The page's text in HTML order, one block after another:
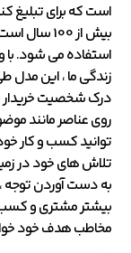
است که برای تبلیغ
بیش از
استفاده می شود. با
زندگی ما ، این مدل
روی عناصر مانند
توانید کسب و کار
تلاش های خود در
به دست آوردن توجه ،
بیشتر مشتری و کسب
مخاطب هدف خود